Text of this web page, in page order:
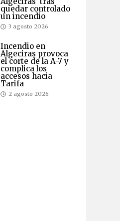
quedar controlado
un incendio
3 agosto 2026
Incendio en
Algeciras provoca
el corte de la A-7 y
complica los
accesos hacia
Tarifa
2 agosto 2026